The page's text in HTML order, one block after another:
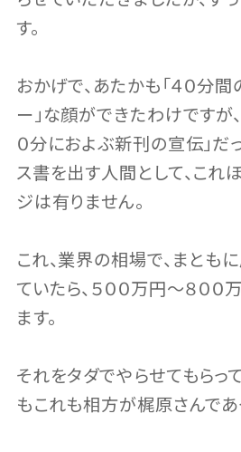
す。
おかげで、あたかも「４０分
ー」な顔ができたわけですが
０分におよぶ新刊の宣伝」だ
ス書を出す人間として、これ
ジは有りません。
これ、業界の相場で、まとも
ていたら、５００万円〜８０
ます。
それをタダでやらせてもらっ
もこれも相方が梶原さんであ